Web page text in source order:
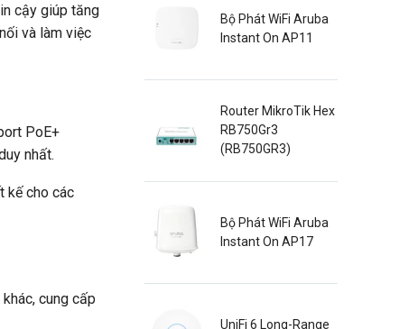
cậy giúp tăng
và làm việc
PoE+
nhất.
kế cho các
cung cấp
Bộ Phát WiFi Aruba
Instant On AP11
Router MikroTik Hex
RB750Gr3
(RB750GR3)
Bộ Phát WiFi Aruba
Instant On AP17
UniFi 6 Long-Range